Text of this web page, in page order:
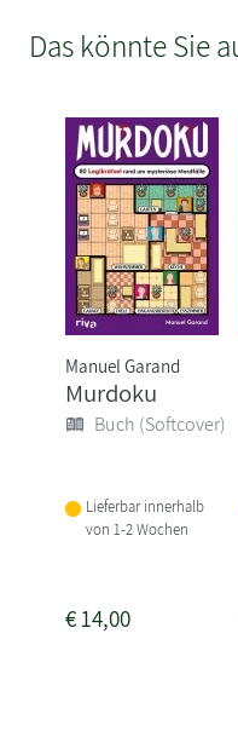
Das könnte Sie
Manuel Garand
Murdoku
Buch (Softcover)
Lieferbar innerhalb
von 1-2 Wochen
€14,00